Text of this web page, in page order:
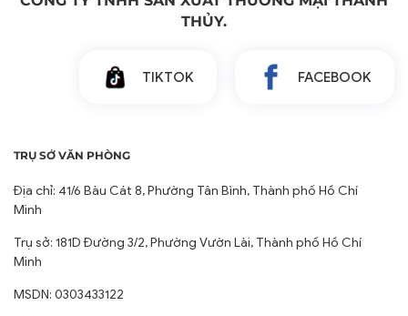
THỦY.
TIKTOK FACEBOOK
TRỤ SỞ VĂN PHÒNG
Địa chỉ: 41/6 Bàu Cát 8, Phường Tân Bình, Thành phố Hồ Chí
Minh
Trụ sở: 181D Đường 3/2, Phường Vườn Lài, Thành phố Hồ Chí
Minh
MSDN: 0303433122